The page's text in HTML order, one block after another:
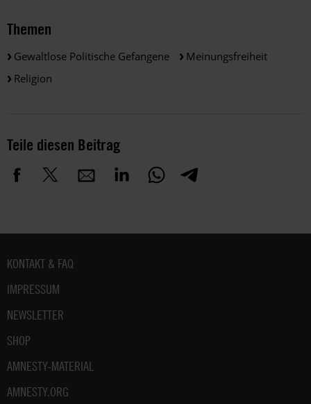
Themen
Gewaltlose Politische Gefangene
Meinungsfreiheit
Religion
Teile diesen Beitrag
Fußbereich
KONTAKT & FAQ
IMPRESSUM
NEWSLETTER
SHOP
AMNESTY-MATERIAL
AMNESTY.ORG